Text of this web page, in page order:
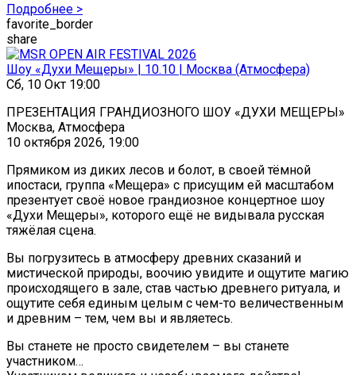
Подробнее >
favorite_border
share
Шоу «Духи Мещеры» | 10.10 | Москва (Атмосфера)
Сб, 10 Окт 19:00
ПРЕЗЕНТАЦИЯ ГРАНДИОЗНОГО ШОУ «ДУХИ МЕЩЕРЫ»
Москва, Атмосфера
10 октября 2026, 19:00
Прямиком из диких лесов и болот, в своей тёмной
ипостаси, группа «Мещера» с присущим ей масштабом
презентует своё новое грандиозное концертное шоу
«Духи Мещеры», которого ещё не видывала русская
тяжёлая сцена.
Вы погрузитесь в атмосферу древних сказаний и
мистической природы, воочию увидите и ощутите магию
происходящего в зале, став частью древнего ритуала, и
ощутите себя единым целым с чем-то величественным
и древним – тем, чем вы и являетесь.
Вы станете не просто свидетелем – вы станете
участником…